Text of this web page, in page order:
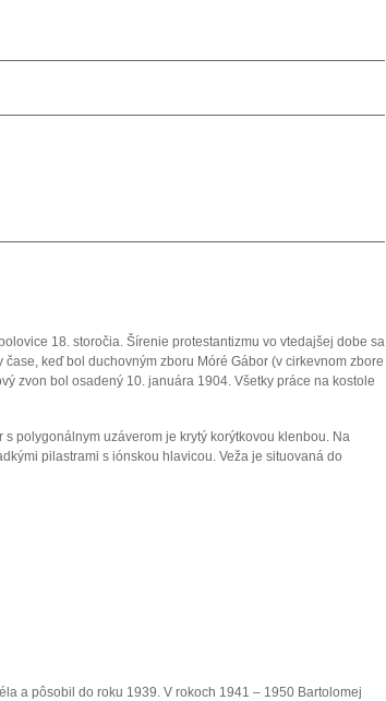
18. storočia. Šírenie protestantizmu vo vtedajšej dobe sa
keď bol duchovným zboru Móré Gábor (v cirkevnom zbore
zvon bol osadený 10. januára 1904. Všetky práce na kostole
polygonálnym uzáverom je krytý korýtkovou klenbou. Na
pilastrami s iónskou hlavicou. Veža je situovaná do
a pôsobil do roku 1939. V rokoch 1941 – 1950 Bartolomej